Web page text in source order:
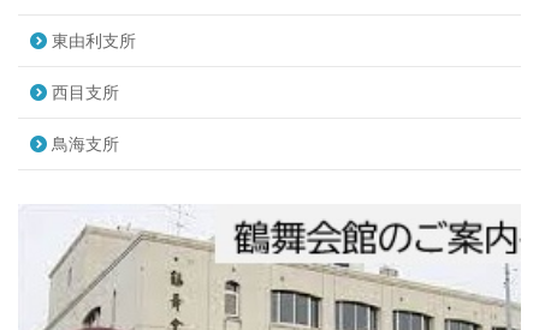
画像をクリックすると「鳥海支所だより№１
５４」がご覧いただけます。
東由利支所
西目支所
鳥海支所